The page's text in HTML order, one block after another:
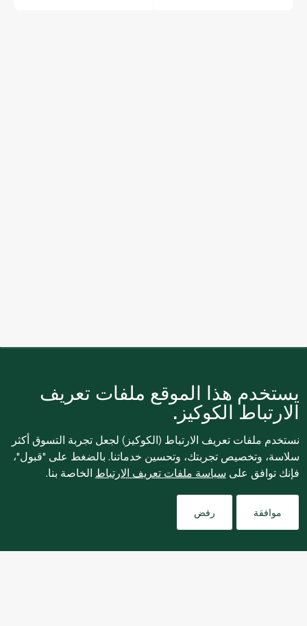
التسوق عبر الإنترنت
خدمات العملاء
يستخدم هذا الموقع ملفات تعريف
الارتباط الكوكيز.
نستخدم ملفات تعريف الارتباط (الكوكيز) لجعل تجربة التسوق أكثر
سلاسة، وتخصيص تجربتك، وتحسين خدماتنا. بالضغط على "قبول"،
فإنك توافق على سياسة ملفات تعريف الارتباط الخاصة بنا.
موافقة رفض